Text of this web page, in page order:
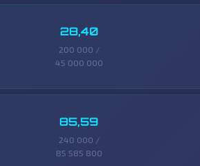
28,40
200 000 /
45 000 000
85,59
240 000 /
85 585 800